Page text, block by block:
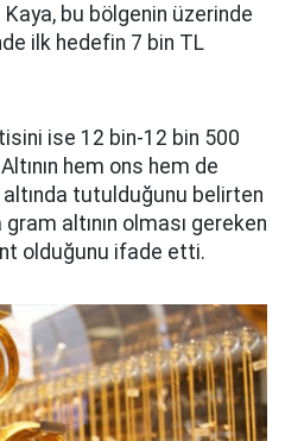
bu bölgenin üzerinde
ilk hedefin 7 bin TL
ise 12 bin-12 bin 500
hem ons hem de
tutulduğunu belirten
altının olması gereken
olduğunu ifade etti.